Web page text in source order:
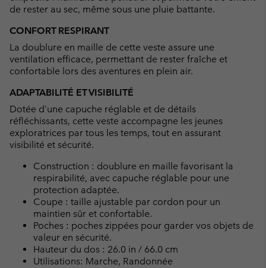
de rester au sec, même sous une pluie battante.
CONFORT RESPIRANT
La doublure en maille de cette veste assure une
ventilation efficace, permettant de rester fraîche et
confortable lors des aventures en plein air.
ADAPTABILITÉ ET VISIBILITÉ
Dotée d’une capuche réglable et de détails
réfléchissants, cette veste accompagne les jeunes
exploratrices par tous les temps, tout en assurant
visibilité et sécurité.
Construction : doublure en maille favorisant la
respirabilité, avec capuche réglable pour une
protection adaptée.
Coupe : taille ajustable par cordon pour un
maintien sûr et confortable.
Poches : poches zippées pour garder vos objets de
valeur en sécurité.
Hauteur du dos : 26.0 in / 66.0 cm
Utilisations: Marche, Randonnée